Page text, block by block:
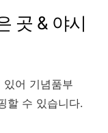
곳 & 야시
어 기념품부
할 수 있습니다.